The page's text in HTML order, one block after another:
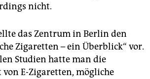
nicht.
das Zentrum in Berlin den
Zigaretten – ein Überblick“ vor.
Studien hatte man die
E-Zigaretten, mögliche